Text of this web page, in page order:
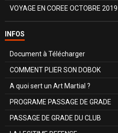
VOYAGE EN COREE OCTOBRE 2019
INFOS
Document à Télécharger
COMMENT PLIER SON DOBOK
A quoi sert un Art Martial ?
PROGRAME PASSAGE DE GRADE
PASSAGE DE GRADE DU CLUB